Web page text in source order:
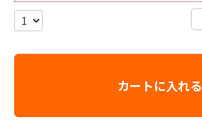
カートに入れる